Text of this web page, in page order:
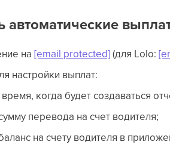
автоматические
на[email protected](для Lolo:
настройки выплат:
когда будет создаваться
перевода на счет водителя;
на счету водителя в